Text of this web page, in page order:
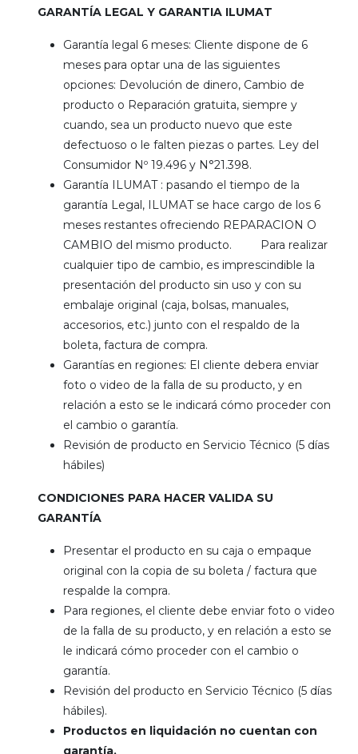
GARANTÍA LEGAL Y GARANTIA ILUMAT
Garantía legal 6 meses: Cliente dispone de 6
meses para optar una de las siguientes
opciones: Devolución de dinero, Cambio de
producto o Reparación gratuita, siempre y
cuando, sea un producto nuevo que este
defectuoso o le falten piezas o partes. Ley del
Consumidor Nº 19.496 y N°21.398.
Garantía ILUMAT : pasando el tiempo de la
garantía Legal, ILUMAT se hace cargo de los 6
meses restantes ofreciendo REPARACION O
CAMBIO del mismo producto. Para realizar
cualquier tipo de cambio, es imprescindible la
presentación del producto sin uso y con su
embalaje original (caja, bolsas, manuales,
accesorios, etc.) junto con el respaldo de la
boleta, factura de compra.
Garantías en regiones: El cliente debera enviar
foto o video de la falla de su producto, y en
relación a esto se le indicará cómo proceder con
el cambio o garantía.
Revisión de producto en Servicio Técnico (5 días
hábiles)
CONDICIONES PARA HACER VALIDA SU
GARANTÍA
Presentar el producto en su caja o empaque
original con la copia de su boleta / factura que
respalde la compra.
Para regiones, el cliente debe enviar foto o video
de la falla de su producto, y en relación a esto se
le indicará cómo proceder con el cambio o
garantía.
Revisión del producto en Servicio Técnico (5 días
hábiles).
Productos en liquidación no cuentan con
garantía.